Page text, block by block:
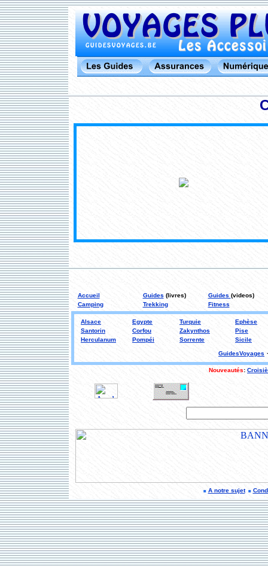
Accueil Guides(livres) Guides (videos)
Camping
Trekking Fitness
Alsace Egypte Turquie
Ephèse
Santorin
Corfou Zakynthos
Pise
Herculanum
Pompéi Sorrente Sicile
GuidesVoyages
Nouveautés:
A notre sujet